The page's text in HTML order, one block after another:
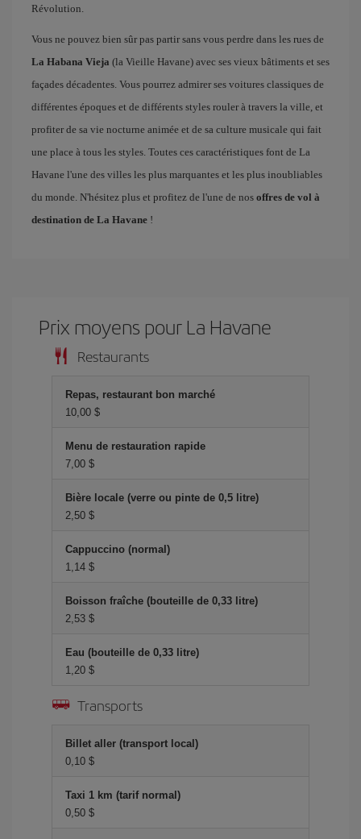
Révolution.
Vous ne pouvez bien sûr pas partir sans vous perdre dans les rues de
La Habana Vieja (la Vieille Havane) avec ses vieux bâtiments et ses
façades décadentes. Vous pourrez admirer ses voitures classiques de
différentes époques et de différents styles rouler à travers la ville, et
profiter de sa vie nocturne animée et de sa culture musicale qui fait
une place à tous les styles. Toutes ces caractéristiques font de La
Havane l'une des villes les plus marquantes et les plus inoubliables
du monde. N'hésitez plus et profitez de l'une de nos offres de vol à
destination de La Havane !
Prix ​​moyens pour La Havane
Restaurants
Repas, restaurant bon marché
10,00 $
Menu de restauration rapide
7,00 $
Bière locale (verre ou pinte de 0,5 litre)
2,50 $
Cappuccino (normal)
1,14 $
Boisson fraîche (bouteille de 0,33 litre)
2,53 $
Eau (bouteille de 0,33 litre)
1,20 $
Transports
Billet aller (transport local)
0,10 $
Taxi 1 km (tarif normal)
0,50 $